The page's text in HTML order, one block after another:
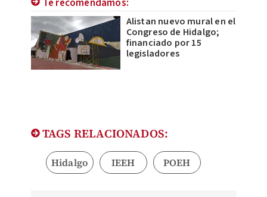
Te recomendamos:
Alistan nuevo mural en el
Congreso de Hidalgo;
financiado por 15
legisladores
TAGS RELACIONADOS:
Hidalgo IEEH POEH